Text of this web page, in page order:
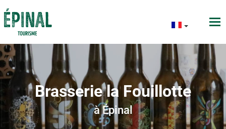
Brasserie la Fouillotte
à Épinal